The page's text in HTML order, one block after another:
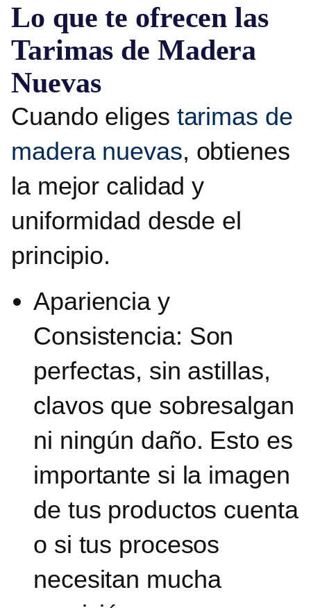
Lo que te ofrecen las
Tarimas de Madera
Nuevas
Cuando eliges tarimas de
madera nuevas, obtienes
la mejor calidad y
uniformidad desde el
principio.
Apariencia y
Consistencia: Son
perfectas, sin astillas,
clavos que sobresalgan
ni ningún daño. Esto es
importante si la imagen
de tus productos cuenta
o si tus procesos
necesitan mucha